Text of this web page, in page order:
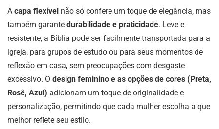
A capa flexível não só confere um toque de elegância, mas
também garante durabilidade e praticidade. Leve e
resistente, a Bíblia pode ser facilmente transportada para a
igreja, para grupos de estudo ou para seus momentos de
reflexão em casa, sem preocupações com desgaste
excessivo. O design feminino e as opções de cores (Preta,
Rosê, Azul) adicionam um toque de originalidade e
personalização, permitindo que cada mulher escolha a que
melhor reflete seu estilo.